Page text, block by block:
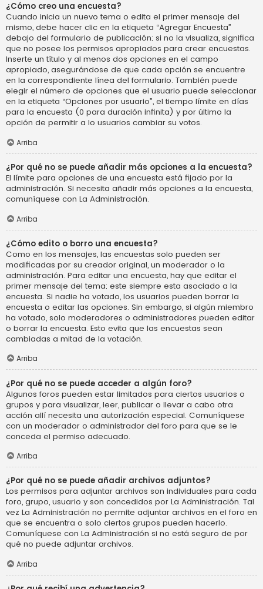
¿Cómo creo una encuesta?
Cuando inicia un nuevo tema o edita el primer mensaje del
mismo, debe hacer clic en la etiqueta “Agregar Encuesta”
debajo del formulario de publicación; si no la visualiza, significa
que no posee los permisos apropiados para crear encuestas.
Inserte un título y al menos dos opciones en el campo
apropiado, asegurándose de que cada opción se encuentre
en la correspondiente línea del formulario. También puede
elegir el número de opciones que el usuario puede seleccionar
en la etiqueta “Opciones por usuario”, el tiempo límite en días
para la encuesta (0 para duración infinita) y por último la
opción de permitir a lo usuarios cambiar su votos.
Arriba
¿Por qué no se puede añadir más opciones a la encuesta?
El límite para opciones de una encuesta está fijado por la
administración. Si necesita añadir más opciones a la encuesta,
comuníquese con La Administración.
Arriba
¿Cómo edito o borro una encuesta?
Como en los mensajes, las encuestas solo pueden ser
modificadas por su creador original, un moderador o la
administración. Para editar una encuesta, hay que editar el
primer mensaje del tema; este siempre esta asociado a la
encuesta. Si nadie ha votado, los usuarios pueden borrar la
encuesta o editar las opciones. Sin embargo, si algún miembro
ha votado, solo moderadores o administradores pueden editar
o borrar la encuesta. Esto evita que las encuestas sean
cambiadas a mitad de la votación.
Arriba
¿Por qué no se puede acceder a algún foro?
Algunos foros pueden estar limitados para ciertos usuarios o
grupos y para visualizar, leer, publicar o llevar a cabo otra
acción allí necesita una autorización especial. Comuníquese
con un moderador o administrador del foro para que se le
conceda el permiso adecuado.
Arriba
¿Por qué no se puede añadir archivos adjuntos?
Los permisos para adjuntar archivos son individuales para cada
foro, grupo, usuario y son concedidos por La Administración. Tal
vez La Administración no permite adjuntar archivos en el foro en
que se encuentra o solo ciertos grupos pueden hacerlo.
Comuníquese con La Administración si no está seguro de por
qué no puede adjuntar archivos.
Arriba